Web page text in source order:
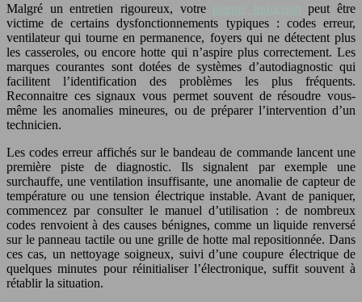
Malgré un entretien rigoureux, votre
peut être
victime de certains dysfonctionnements typiques : codes erreur,
ventilateur qui tourne en permanence, foyers qui ne détectent plus
les casseroles, ou encore hotte qui n’aspire plus correctement. Les
marques courantes sont dotées de systèmes d’autodiagnostic qui
facilitent l’identification des problèmes les plus fréquents.
Reconnaitre ces signaux vous permet souvent de résoudre vous-
même les anomalies mineures, ou de préparer l’intervention d’un
technicien.
Les codes erreur affichés sur le bandeau de commande lancent une
première piste de diagnostic. Ils signalent par exemple une
surchauffe, une ventilation insuffisante, une anomalie de capteur de
température ou une tension électrique instable. Avant de paniquer,
commencez par consulter le manuel d’utilisation : de nombreux
codes renvoient à des causes bénignes, comme un liquide renversé
sur le panneau tactile ou une grille de hotte mal repositionnée. Dans
ces cas, un nettoyage soigneux, suivi d’une coupure électrique de
quelques minutes pour réinitialiser l’électronique, suffit souvent à
rétablir la situation.